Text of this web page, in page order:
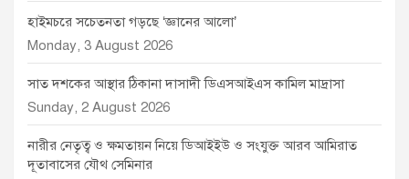
হাইমচরে সচেতনতা গড়ছে ‘জ্ঞানের আলো’
Monday, 3 August 2026
সাত দশকের আস্থার ঠিকানা দাসাদী ডিএসআইএস কামিল মাদ্রাসা
Sunday, 2 August 2026
নারীর নেতৃত্ব ও ক্ষমতায়ন নিয়ে ডিআইইউ ও সংযুক্ত আরব আমিরাত
দূতাবাসের যৌথ সেমিনার